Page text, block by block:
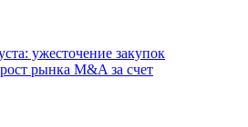
ужесточение закупок
рынка M&A за счет